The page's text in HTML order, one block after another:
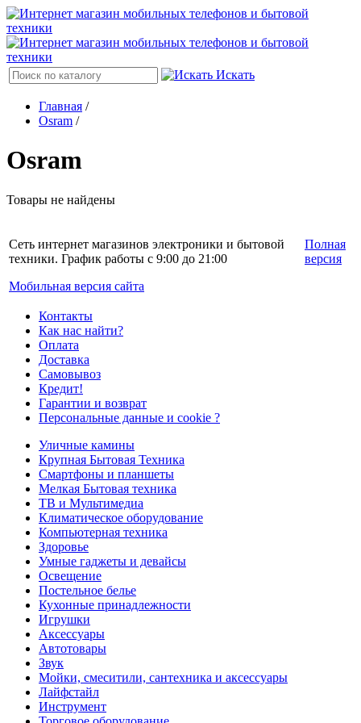
Искать
Главная /
Osram /
Osram
Товары не найдены
Сеть интернет магазинов электроники и бытовой
техники. График работы с 9:00 до 21:00
Мобильная версия сайта
Полная
версия
Контакты
Как нас найти?
Оплата
Доставка
Самовывоз
Кредит!
Гарантии и возврат
Персональные данные и cookie ?
Уличные камины
Крупная Бытовая Техника
Смартфоны и планшеты
Мелкая Бытовая техника
ТВ и Мультимедиа
Климатическое оборудование
Компьютерная техника
Здоровье
Умные гаджеты и девайсы
Освещение
Постельное белье
Кухонные принадлежности
Игрушки
Аксессуары
Автотовары
Звук
Мойки, смеситили, сантехника и аксессуары
Лайфстайл
Инструмент